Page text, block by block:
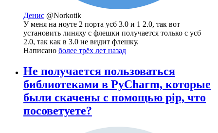
Денис @Norkotik
У меня на ноуте 2 порта усб 3.0 и 1 2.0, так вот
установить линяху с флешки получается только с усб
2.0, так как в 3.0 не видит флешку.
Написано более трёх лет назад
Не получается пользоваться
библиотеками в PyCharm, которые
были скачены с помощью pip, что
посоветуете?